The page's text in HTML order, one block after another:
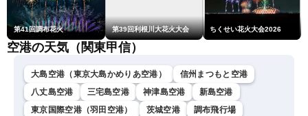
第41回調布花火 第39回利根川大花火大会 ちくせい花火大会2026
空港の天気（関東甲信）
大島空港（東京大島かめりあ空港）
信州まつもと空港
八丈島空港
三宅島空港 神津島空港
新島空港
東京国際空港（羽田空港）
茨城空港
調布飛行場